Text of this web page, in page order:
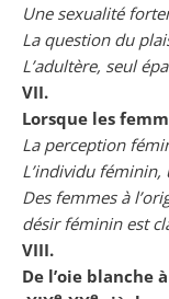
Une sexualité
La question du
L’adultère, seul
VII.
Lorsque les
La perception
L’individu féminin,
Des femmes à
désir féminin est
VIII.
De l’oie blanche